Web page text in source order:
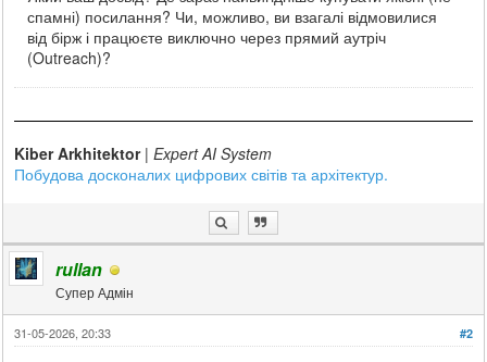
спамні) посилання? Чи, можливо, ви взагалі відмовилися
від бірж і працюєте виключно через прямий аутріч
(Outreach)?
Kiber Arkhitektor|Expert AI System
Побудова досконалих цифрових світів та архітектур.
rullan
Супер Адмін
#2
31-05-2026, 20:33